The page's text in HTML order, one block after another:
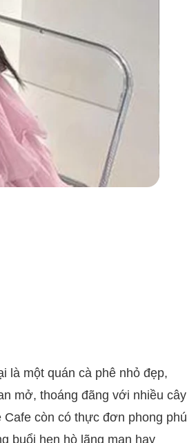
là một quán cà phê nhỏ đẹp,
mở, thoáng đãng với nhiều cây
còn có thực đơn phong phú
buổi hẹn hò lãng mạn hay